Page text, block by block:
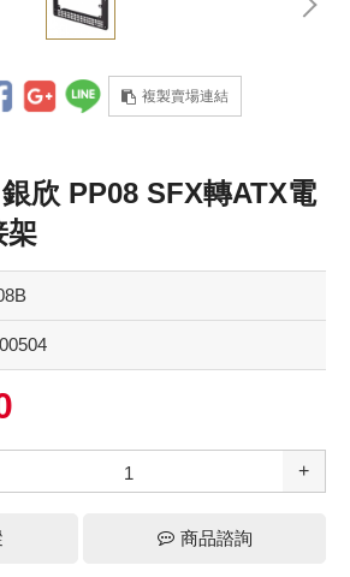
複製賣場連結
欣 PP08 SFX轉ATX電
架
+
商品諮詢